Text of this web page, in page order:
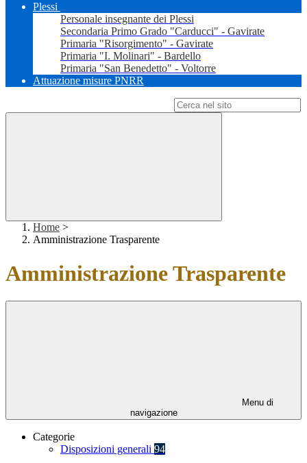
Plessi
Personale insegnante dei Plessi
Secondaria Primo Grado "Carducci" - Gavirate
Primaria "Risorgimento" - Gavirate
Primaria "I. Molinari" - Bardello
Primaria "San Benedetto" - Voltorre
Attuazione misure PNRR
Home >
Amministrazione Trasparente
Amministrazione Trasparente
Menu di
navigazione
Categorie
Disposizioni generali 94